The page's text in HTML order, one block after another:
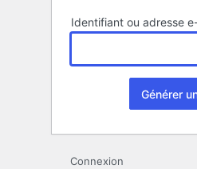
Identifiant ou adresse
Connexion